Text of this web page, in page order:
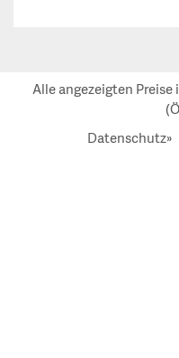
Alle angezeigten Preise
Datenschutz»